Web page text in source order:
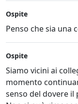
Ospite
Penso che sia una
Ospite
Siamo vicini ai
momento
senso del dovere